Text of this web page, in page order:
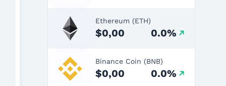
Ethereum (ETH)
$0,00 0.0%
Binance Coin (BNB)
$0,00 0.0%